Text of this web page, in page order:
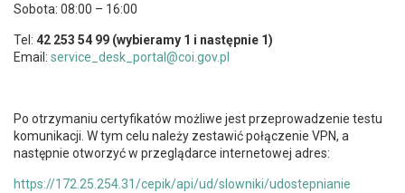
Sobota: 08:00 – 16:00
Tel: 42 253 54 99 (wybieramy 1 i następnie 1)
Email: service_desk_portal@coi.gov.pl
Po otrzymaniu certyfikatów możliwe jest przeprowadzenie testu
komunikacji. W tym celu należy zestawić połączenie VPN, a
następnie otworzyć w przeglądarce internetowej adres:
https://172.25.254.31/cepik/api/ud/slowniki/udostepnianie